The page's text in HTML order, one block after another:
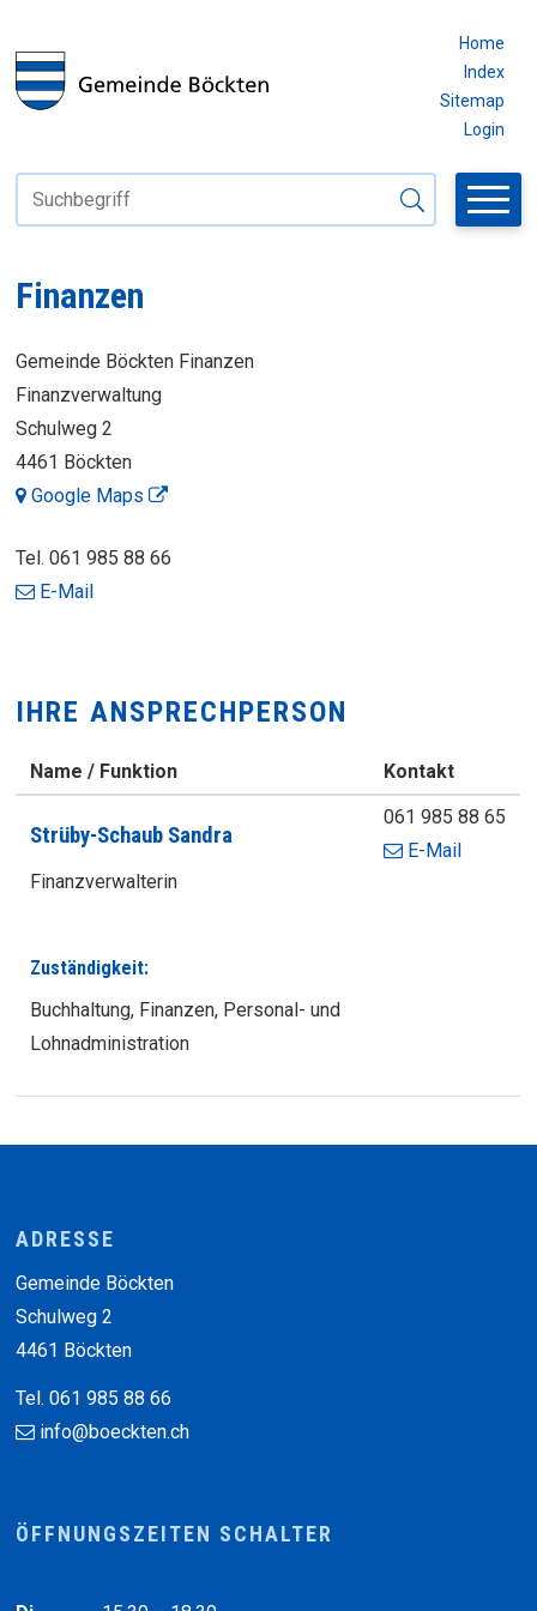
Home
Index
Sitemap
Login
Suchbegriff
Suche starten
Finanzen
ADRESSE
Gemeinde Böckten Finanzen
Finanzverwaltung
Schulweg 2
4461 Böckten
Google Maps
Tel. 061 985 88 66
E-Mail
IHRE ANSPRECHPERSON
Name / Funktion Kontakt
Strüby-Schaub Sandra
Funktion
Finanzverwalterin
Zuständigkeit:
Buchhaltung, Finanzen, Personal- und
Lohnadministration
Tel.
061 985 88 65
E-Mail
ADRESSE
Gemeinde Böckten
Schulweg 2
4461 Böckten
Tel. 061 985 88 66
info@boeckten.ch
ÖFFNUNGSZEITEN SCHALTER